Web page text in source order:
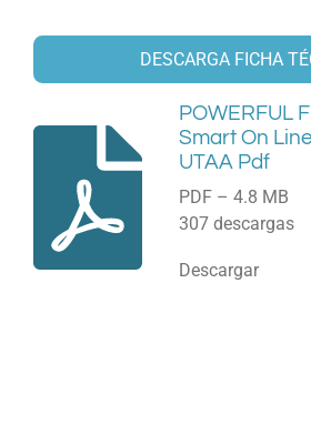
DESCARGA FICHA
POWERFUL
Smart On
UTAA Pdf
PDF – 4.8 MB
307 descargas
Descargar